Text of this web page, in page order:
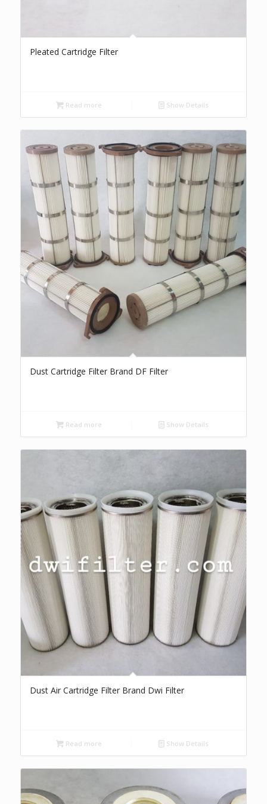
Pleated Cartridge Filter
Read more Show Details
Dust Cartridge Filter Brand DF Filter
Read more Show Details
Dust Air Cartridge Filter Brand Dwi Filter
Read more Show Details